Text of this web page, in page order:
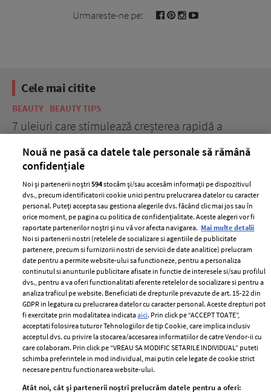
Urmareste-ne pe:
Cele mai citite
BEAUTY BEAUTY TIPS
7 uleiuri care stimulează creșterea rapidă a
ELLE Style Awards
2024
Despre ELLE
Romania
Contact
Abonamente
Termeni si conditii
Politica de
confidențialitate
Politica de cookies
Publicitate
Nouă ne pasă ca datele tale personale să rămână
confidențiale
Noi și partenerii noștri594stocăm și/sau accesăm informații pe dispozitivul
dvs., precum identificatorii cookie unici pentru prelucrarea datelor cu caracter
personal. Puteți accepta sau gestiona alegerile dvs. făcând clic mai jos sau în
orice moment, pe pagina cu politica de confidențialitate. Aceste alegeri vor fi
raportate partenerilor noștri și nu vă vor afecta navigarea. Mai multe detalii
Noi si partenerii nostri (retelele de socializare si agentiile de publicitate
partenere, precum si furnizorii nostri de servicii de date analitice) prelucram
date pentru a permite website-ului sa functioneze, pentru a personaliza
continutul si anunturile publicitare afisate in functie de interesele si/sau profilul
dvs., pentru a va oferi functionalitati aferente retelelor de socializare si pentru a
analiza traficul pe website. Beneficiati de drepturile prevazute de art. 15-22 din
GDPR in legatura cu prelucrarea datelor cu caracter personal. Aceste drepturi pot
fi exercitate prin modalitatea indicataaici. Prin click pe “ACCEPT TOATE”,
acceptati folosirea tuturor Tehnologiilor de tip Cookie, care implica inclusiv
acceptul dvs. cu privire la stocarea/accesarea informatiilor de catre Vendor-ii cu
care colaboram. Prin click pe “VREAU SA MODIFIC SETARILE INDIVIDUAL” puteti
schimba preferintele in mod individual, mai putin cele legate de cookie strict
necesare pentru functionarea website-ului.
Atât noi, cât și partenerii noștri prelucrăm datele pentru a oferi: